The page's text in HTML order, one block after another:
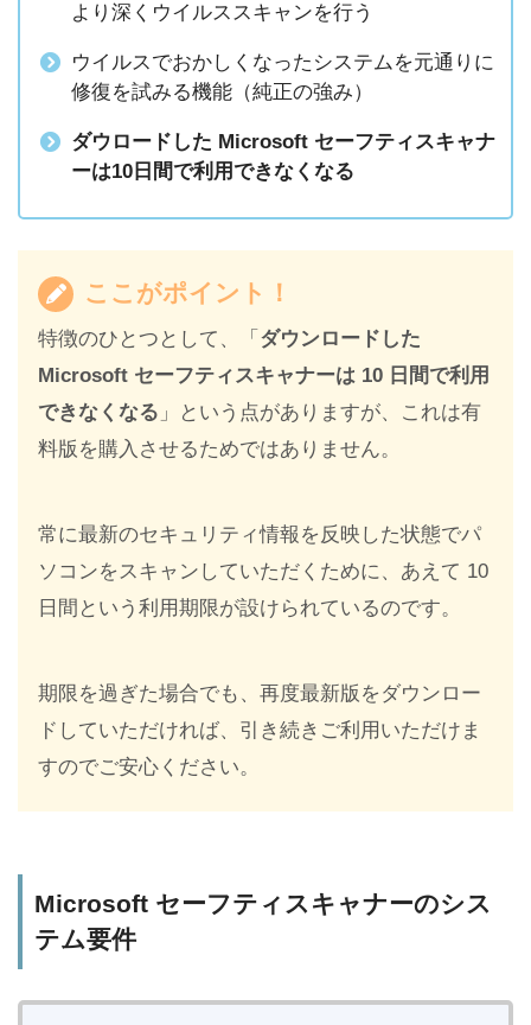
より深くウイルススキャンを行う
ウイルスでおかしくなったシステムを元通りに
修復を試みる機能（純正の強み）
ダウロードした Microsoft セーフティスキャナ
ーは10日間で利用できなくなる
ここがポイント！
特徴のひとつとして、「 ダウンロードした
Microsoft セーフティスキャナーは 10 日間で利用
できなくなる 」という点がありますが、これは有
料版を購入させるためではありません。
常に最新のセキュリティ情報を反映した状態でパ
ソコンをスキャンしていただくために、あえて 10
日間という利用期限が設けられているのです。
期限を過ぎた場合でも、再度最新版をダウンロー
ドしていただければ、引き続きご利用いただけま
すのでご安心ください。
Microsoft セーフティスキャナーのシス
テム要件